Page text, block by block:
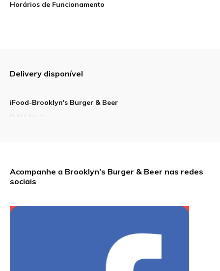
Horários de Funcionamento
Delivery disponível
iFood-Brooklyn's Burger & Beer
Acompanhe a Brooklyn’s Burger & Beer nas redes
sociais